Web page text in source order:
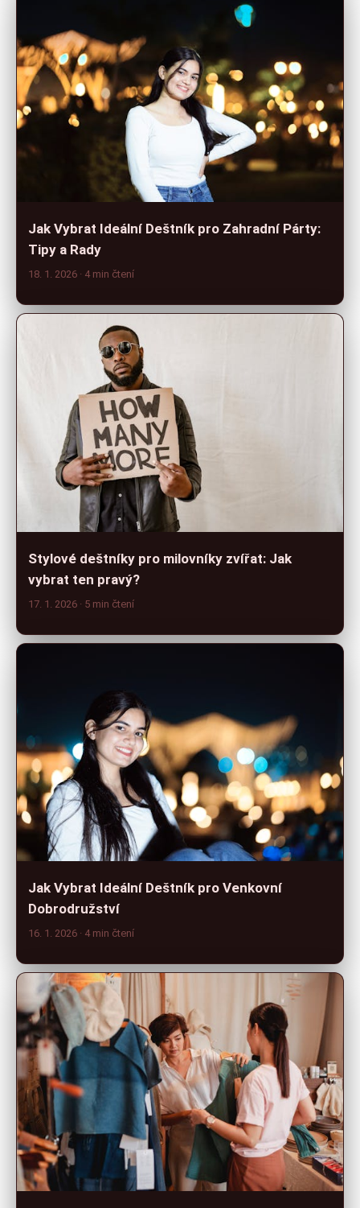
Jak Vybrat Ideální Deštník pro Zahradní Párty:
Tipy a Rady
18. 1. 2026 · 4 min čtení
Stylové deštníky pro milovníky zvířat: Jak
vybrat ten pravý?
17. 1. 2026 · 5 min čtení
Jak Vybrat Ideální Deštník pro Venkovní
Dobrodružství
16. 1. 2026 · 4 min čtení